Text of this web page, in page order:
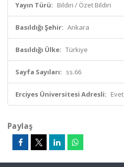
Yayın Türü: Bildiri / Özet Bildiri
Basıldığı Şehir: Ankara
Basıldığı Ülke: Türkiye
Sayfa Sayıları: ss.66
Erciyes Üniversitesi Adresli: Evet
Paylaş